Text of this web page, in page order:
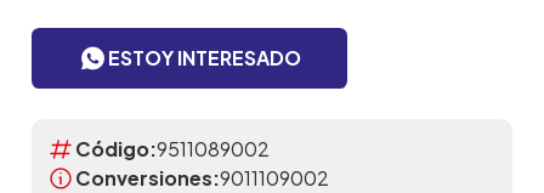
ESTOY INTERESADO
Código:9511089002
Conversiones:9011109002